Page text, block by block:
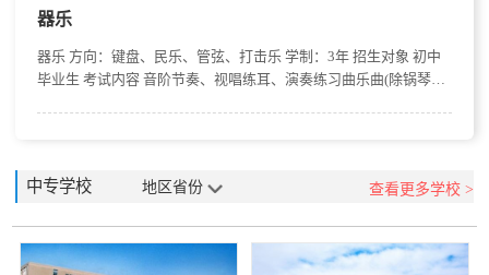
器乐
器乐 方向：键盘、民乐、管弦、打击乐 学制：3年 招生对象 初中
毕业生 考试内容 音阶节奏、视唱练耳、演奏练习曲乐曲(除锅琴
中专学校 地区省份 查看更多学校 >